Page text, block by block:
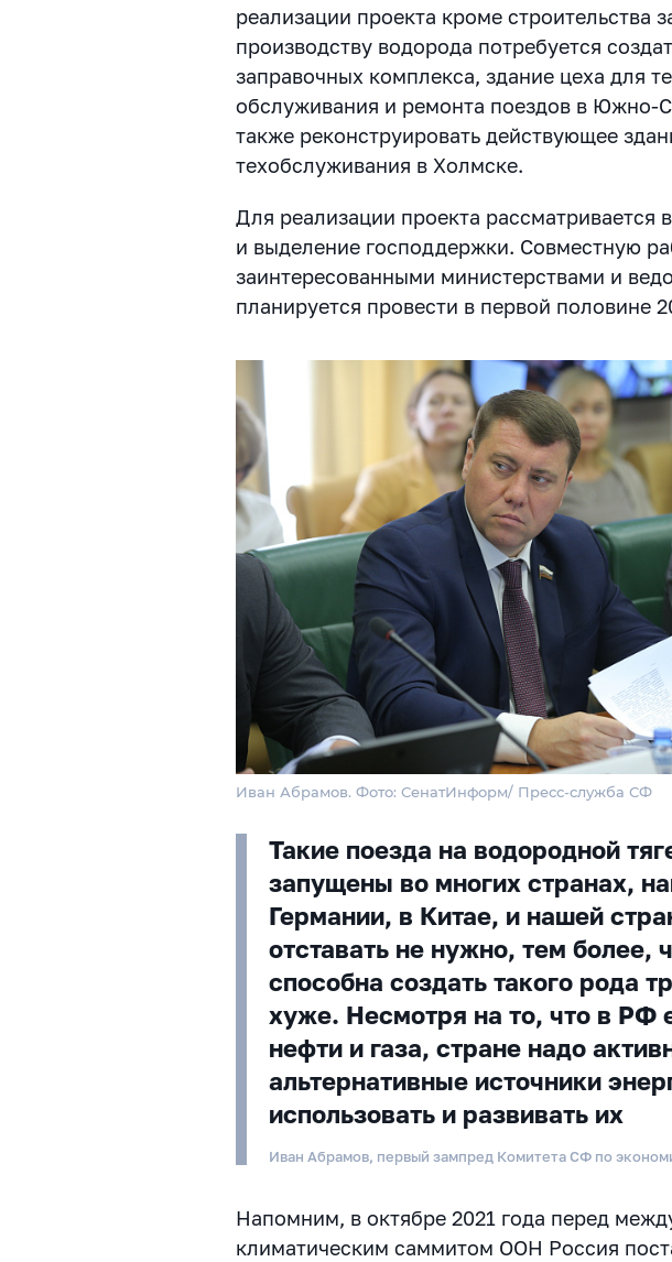
реализации проекта кроме строительства
производству водорода потребуется
заправочных комплекса, здание цеха для
обслуживания и ремонта поездов в Южно-
также реконструировать действующее
техобслуживания в Холмске.
Для реализации проекта рассматривается
и выделение господдержки. Совместную
заинтересованными министерствами и
планируется провести в первой половине
Иван Абрамов. Фото: СенатИнформ/ Пресс-служба СФ
Такие поезда на водородной
запущены во многих странах,
Германии, в Китае, и нашей
отставать не нужно, тем более,
способна создать такого рода
хуже. Несмотря на то, что в РФ
нефти и газа, стране надо
альтернативные источники
использовать и развивать их
Иван Абрамов, первый зампред Комитета СФ по
Напомним, в октябре 2021 года перед
климатическим саммитом ООН Россия